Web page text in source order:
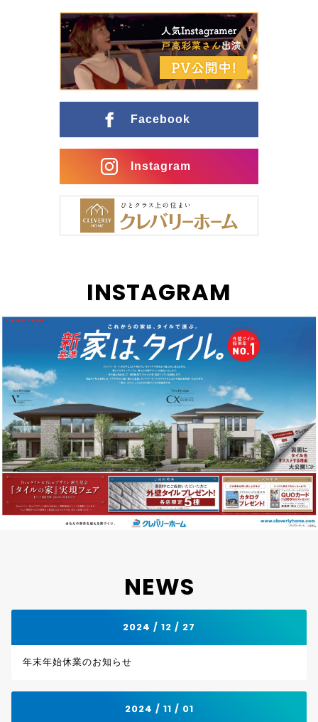
一列分多い仕様になっています ダイニング スタイリ
ッシュなキッチンから見えるダイニングにはＷ2600の
壁面収納があり 洗練された3枚引き違いの内装建具が
空間をひきしめてくれます インナーガレージ 家族の
趣味のバイクは専用のインナーガレージを設け、リビ
ングとの行き来がスムーズな間取りに インナーガレー
ジ […]
Facebook
Instagram
INSTAGRAM
NEWS
2024 / 12 / 27
年末年始休業のお知らせ
2024 / 11 / 01